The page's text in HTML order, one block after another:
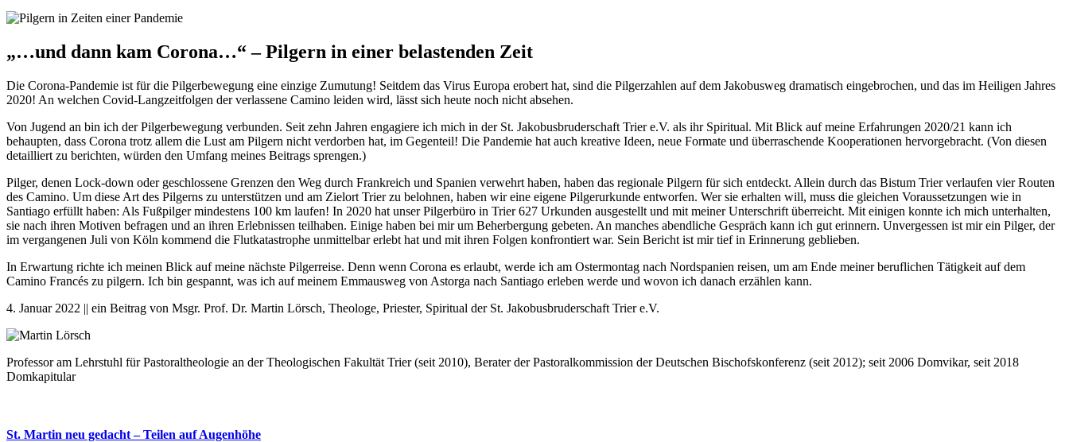
„…und dann kam Corona…“– Pilgern in einer belastenden Zeit
Die Corona-Pandemie ist für die Pilgerbewegung eine einzige Zumutung! Seitdem das Virus Europa erobert hat, sind die Pilgerzahlen auf dem Jakobusweg dramatisch eingebrochen, und das im Heiligen Jahres
2020! An welchen Covid-Langzeitfolgen der verlassene Camino leiden wird, lässt sich heute noch nicht absehen.
Von Jugend an bin ich der Pilgerbewegung verbunden. Seit zehn Jahren engagiere ich mich in der St. Jakobusbruderschaft Trier e.V. als ihr Spiritual. Mit Blick auf meine Erfahrungen 2020/21 kann ich
behaupten, dass Corona trotz allem die Lust am Pilgern nicht verdorben hat, im Gegenteil! Die Pandemie hat auch kreative Ideen, neue Formate und überraschende Kooperationen hervorgebracht. (Von diesen
detailliert zu berichten, würden den Umfang meines Beitrags sprengen.)
Pilger, denen Lock-down oder geschlossene Grenzen den Weg durch Frankreich und Spanien verwehrt haben, haben das regionale Pilgern für sich entdeckt. Allein durch das Bistum Trier verlaufen vier Routen
des Camino. Um diese Art des Pilgerns zu unterstützen und am Zielort Trier zu belohnen, haben wir eine eigene Pilgerurkunde entworfen. Wer sie erhalten will, muss die gleichen Voraussetzungen wie in
Santiago erfüllt haben: Als Fußpilger mindestens 100 km laufen! In 2020 hat unser Pilgerbüro in Trier 627 Urkunden ausgestellt und mit meiner Unterschrift überreicht. Mit einigen konnte ich mich unterhalten,
sie nach ihren Motiven befragen und an ihren Erlebnissen teilhaben. Einige haben bei mir um Beherbergung gebeten. An manches abendliche Gespräch kann ich gut erinnern. Unvergessen ist mir ein Pilger, der
im vergangenen Juli von Köln kommend die Flutkatastrophe unmittelbar erlebt hat und mit ihren Folgen konfrontiert war. Sein Bericht ist mir tief in Erinnerung geblieben.
In Erwartung richte ich meinen Blick auf meine nächste Pilgerreise. Denn wenn Corona es erlaubt, werde ich am Ostermontag nach Nordspanien reisen, um am Ende meiner beruflichen Tätigkeit auf dem
Camino Francés zu pilgern. Ich bin gespannt, was ich auf meinem Emmausweg von Astorga nach Santiago erleben werde und wovon ich danach erzählen kann.
4. Januar 2022 || ein Beitrag von Msgr. Prof. Dr. Martin Lörsch, Theologe, Priester, Spiritual der St. Jakobusbruderschaft Trier e.V.
Professor am Lehrstuhl für Pastoraltheologie an der Theologischen Fakultät Trier (seit 2010), Berater der Pastoralkommission der Deutschen Bischofskonferenz (seit 2012); seit 2006 Domvikar, seit 2018
Domkapitular
St. Martin neu gedacht – Teilen auf Augenhöhe